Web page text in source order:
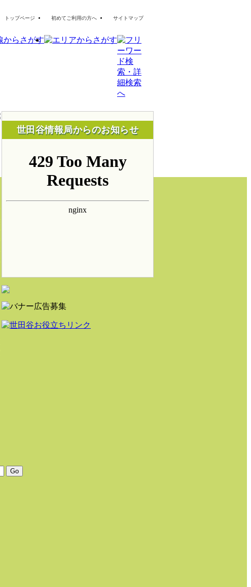
サイトマップ
初めてご利用の方へ
トップページ
世田谷情報局からのお知らせ